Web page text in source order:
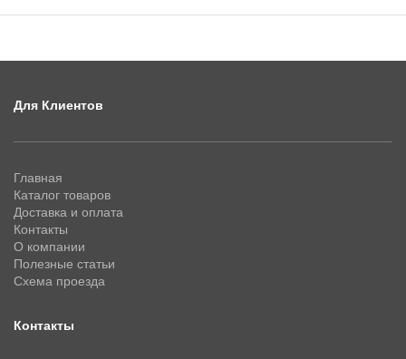
Для Клиентов
Главная
Каталог товаров
Доставка и оплата
Контакты
О компании
Полезные статьи
Схема проезда
Контакты